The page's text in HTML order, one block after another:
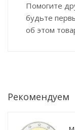
Помогите
будьте
об этом
Рекомендуем